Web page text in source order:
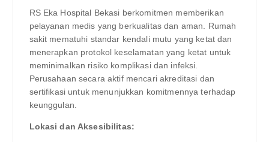
RS Eka Hospital Bekasi berkomitmen memberikan
pelayanan medis yang berkualitas dan aman. Rumah
sakit mematuhi standar kendali mutu yang ketat dan
menerapkan protokol keselamatan yang ketat untuk
meminimalkan risiko komplikasi dan infeksi.
Perusahaan secara aktif mencari akreditasi dan
sertifikasi untuk menunjukkan komitmennya terhadap
keunggulan.
Lokasi dan Aksesibilitas: